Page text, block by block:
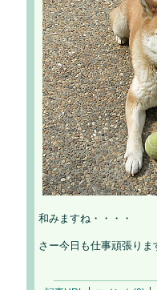
和みますね・・・・
さー今日も仕事頑張りま